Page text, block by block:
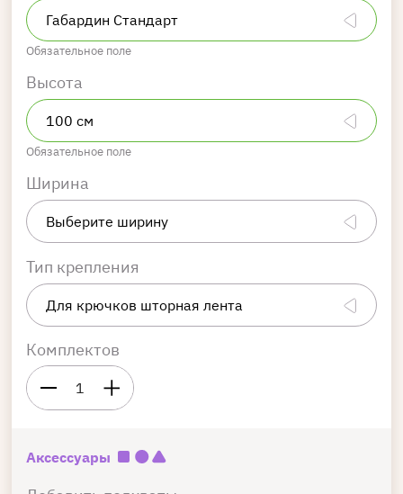
Обязательное поле
Высота
Обязательное поле
Ширина
Тип крепления
Комплектов
1
Аксессуары